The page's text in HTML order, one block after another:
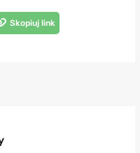
Skopiuj link